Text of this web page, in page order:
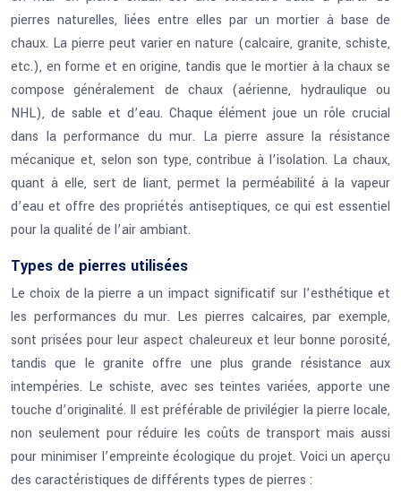
pierres naturelles, liées entre elles par un mortier à base de
chaux. La pierre peut varier en nature (calcaire, granite, schiste,
etc.), en forme et en origine, tandis que le mortier à la chaux se
compose généralement de chaux (aérienne, hydraulique ou
NHL), de sable et d’eau. Chaque élément joue un rôle crucial
dans la performance du mur. La pierre assure la résistance
mécanique et, selon son type, contribue à l’isolation. La chaux,
quant à elle, sert de liant, permet la perméabilité à la vapeur
d’eau et offre des propriétés antiseptiques, ce qui est essentiel
pour la qualité de l’air ambiant.
Types de pierres utilisées
Le choix de la pierre a un impact significatif sur l’esthétique et
les performances du mur. Les pierres calcaires, par exemple,
sont prisées pour leur aspect chaleureux et leur bonne porosité,
tandis que le granite offre une plus grande résistance aux
intempéries. Le schiste, avec ses teintes variées, apporte une
touche d’originalité. Il est préférable de privilégier la pierre locale,
non seulement pour réduire les coûts de transport mais aussi
pour minimiser l’empreinte écologique du projet. Voici un aperçu
des caractéristiques de différents types de pierres :